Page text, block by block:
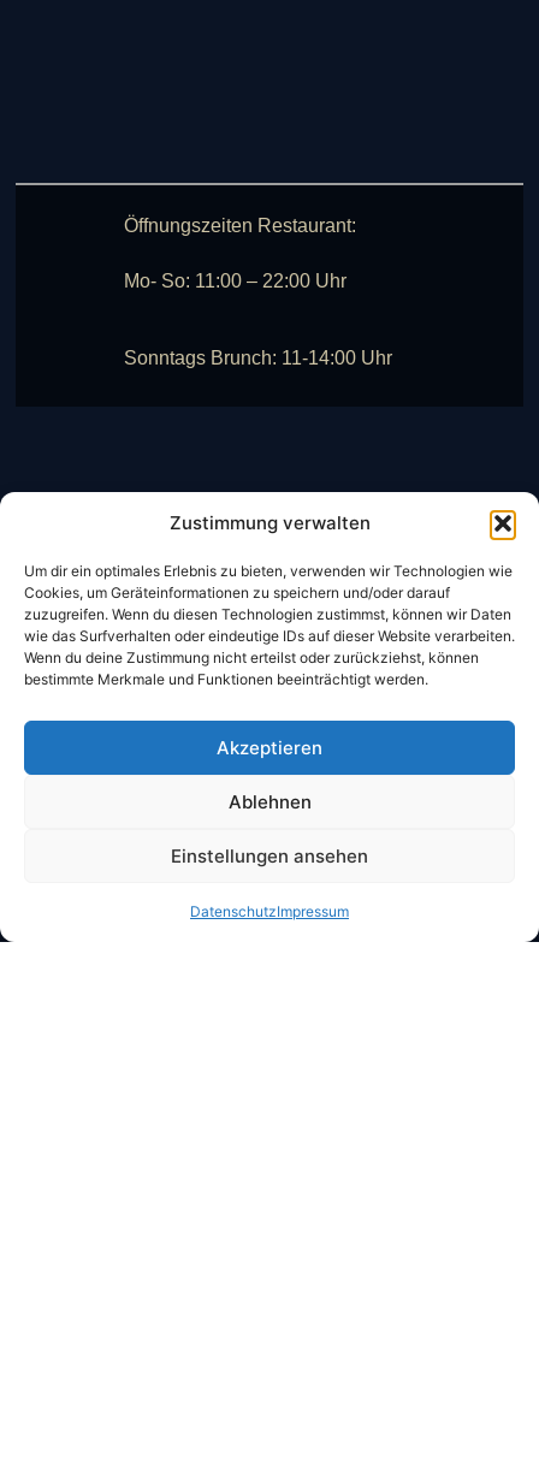
Zustimmung verwalten
Um dir ein optimales Erlebnis zu bieten, verwenden wir Technologien wie
Cookies, um Geräteinformationen zu speichern und/oder darauf
zuzugreifen. Wenn du diesen Technologien zustimmst, können wir Daten
wie das Surfverhalten oder eindeutige IDs auf dieser Website verarbeiten.
Wenn du deine Zustimmung nicht erteilst oder zurückziehst, können
bestimmte Merkmale und Funktionen beeinträchtigt werden.
Akzeptieren
Ablehnen
Einstellungen ansehen
DatenschutzImpressum
Öffnungszeiten Restaurant:
Mo- So: 11:00 – 22:00 Uhr
Sonntags Brunch: 11-14:00 Uhr
CheckIn:
14:00 Uhr
CheckOut:
10:00 Uhr